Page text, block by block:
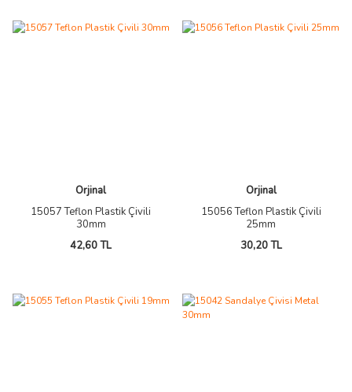
Orjinal
15057 Teflon Plastik Çivili
30mm
42,60 TL
Orjinal
15056 Teflon Plastik Çivili
25mm
30,20 TL